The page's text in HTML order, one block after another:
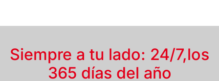
Siempre a tu lado: 24/7,los
365 días del año